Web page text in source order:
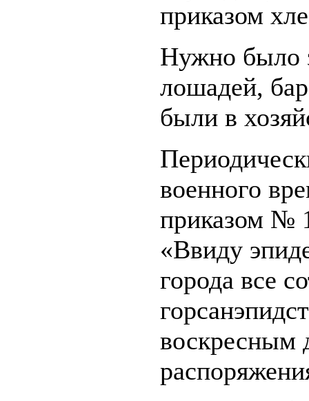
приказом
Нужно было
лошадей,
были в
военного
приказом №
«Ввиду
города все
воскресным